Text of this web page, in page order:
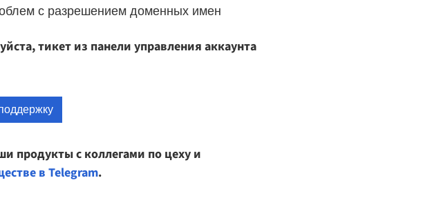
с разрешением доменных имен
тикет из панели управления аккаунта
продукты с коллегами по цеху и
в Telegram.